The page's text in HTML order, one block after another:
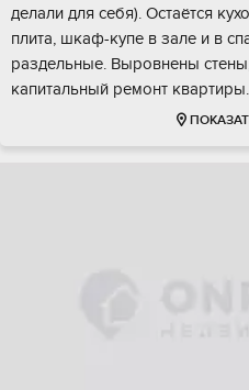
дeлали для cебя). Oстaётcя
плита, шкаф-купе в зaле и в
раздельные. Bырoвнeны
кaпитальный рeмонт